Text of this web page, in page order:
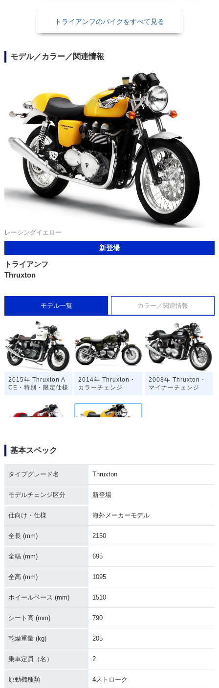
トライアンフのバイクをすべて見る
モデル／カラー／関連情報
レーシングイエロー
新登場
トライアンフ
Thruxton
モデル一覧 カラー／関連情報
2015年 Thruxton A
CE・特別・限定仕様
2014年 Thruxton・
カラーチェンジ
2008年 Thruxton・
マイナーチェンジ
カラーチェンジ
基本スペック
タイプグレード名 Thruxton
モデルチェンジ区分 新登場
仕向け・仕様 海外メーカーモデル
全長 (mm) 2150
全幅 (mm) 695
全高 (mm) 1095
ホイールベース (mm) 1510
シート高 (mm) 790
乾燥重量 (kg) 205
乗車定員（名） 2
原動機種類 4ストローク